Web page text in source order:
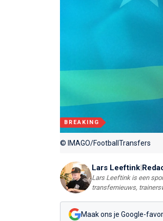
BREAKING
© IMAGO/FootballTransfers
Lars Leeftink|
Lars Leeftink is een
transfernieuws,
Maak ons je Google-